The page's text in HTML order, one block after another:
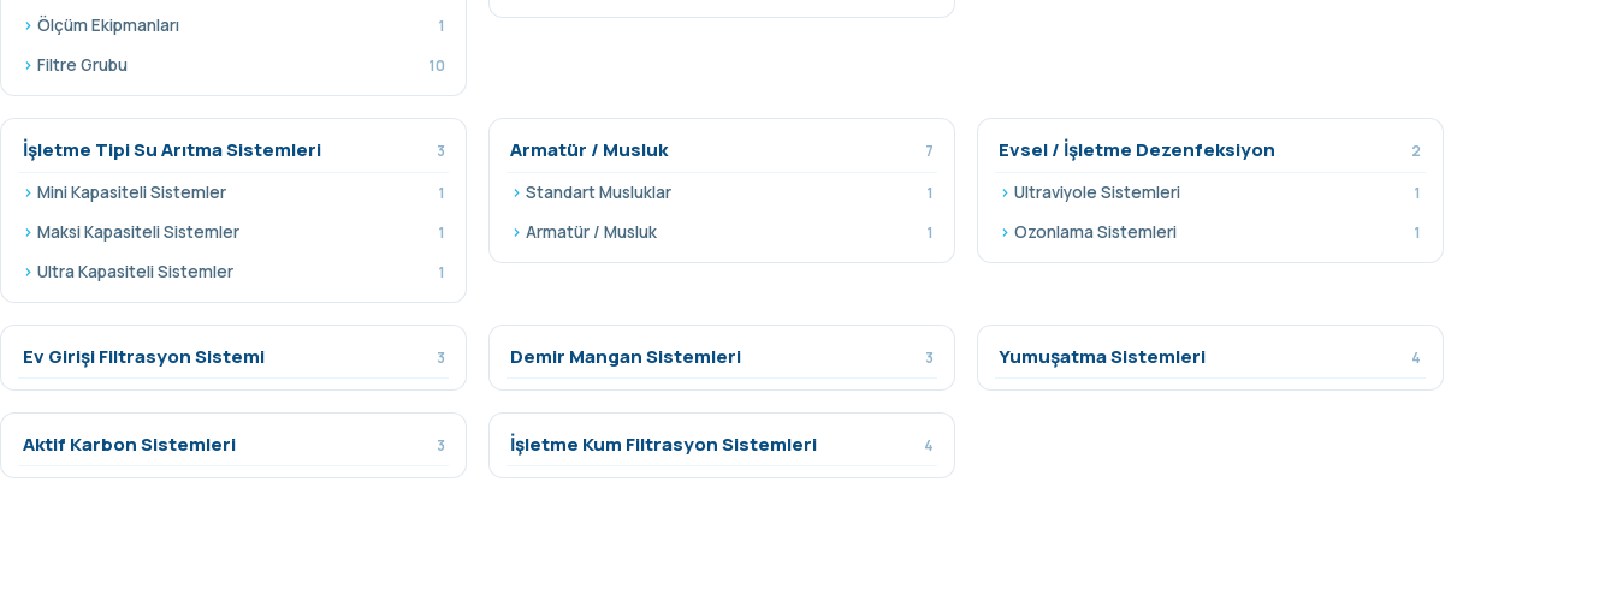
Ölçüm Ekipmanları 1
Filtre Grubu 10
İşletme Tipi Su Arıtma Sistemleri 3
Mini Kapasiteli Sistemler 1
Maksi Kapasiteli Sistemler 1
Ultra Kapasiteli Sistemler 1
Armatür / Musluk 7
Standart Musluklar 1
Armatür / Musluk 1
Evsel / İşletme Dezenfeksiyon 2
Ultraviyole Sistemleri 1
Ozonlama Sistemleri 1
Ev Girişi Filtrasyon Sistemi 3 Demir Mangan Sistemleri 3 Yumuşatma Sistemleri 4
Aktif Karbon Sistemleri 3 İşletme Kum Filtrasyon Sistemleri 4